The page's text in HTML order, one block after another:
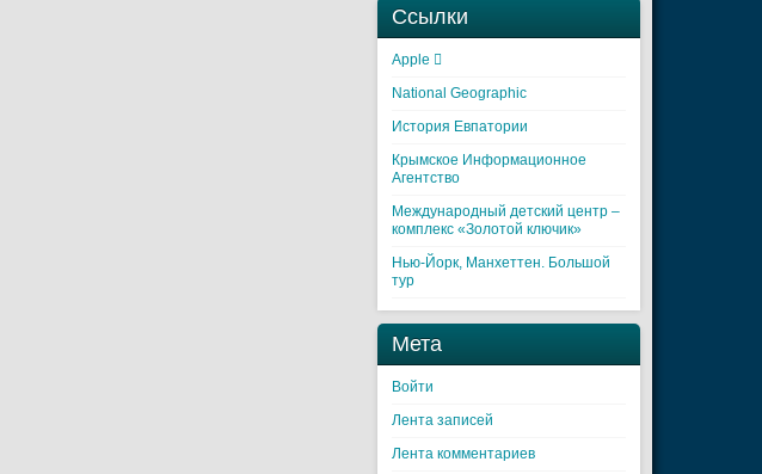
Ссылки
Apple 
National Geographic
История Евпатории
Крымское Информационное
Агентство
Международный детский центр –
комплекс «Золотой ключик»
Нью-Йорк, Манхеттен. Большой
тур
Мета
Войти
Лента записей
Лента комментариев